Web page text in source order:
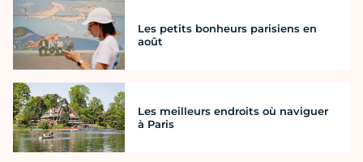
Les petits bonheurs parisiens en
août
Les meilleurs endroits où naviguer
à Paris